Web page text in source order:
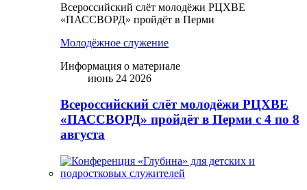
Всероссийский слёт молодёжи РЦХВЕ
«ПАССВОРД» пройдёт в Перми
Молодёжное служение
Информация о материале
июнь 24 2026
Всероссийский слёт молодёжи РЦХВЕ
«ПАССВОРД» пройдёт в Перми с 4 по 8
августа